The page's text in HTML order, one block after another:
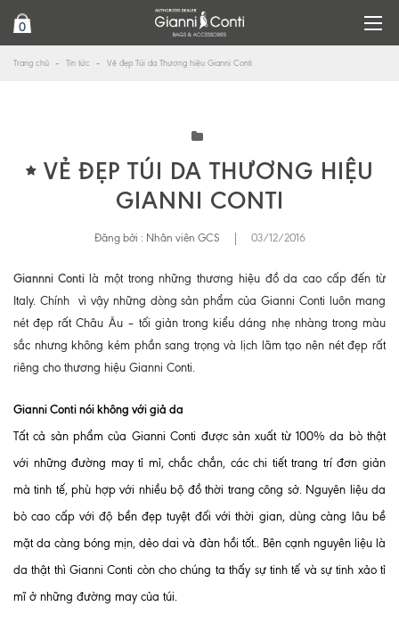
0
Trang chủ Tin tức Vẻ đẹp Túi da Thương hiệu Gianni Conti
VẺ ĐẸP TÚI DA THƯƠNG HIỆU
GIANNI CONTI
Đăng bởi : Nhân viên GCS 03/12/2016
Giannni Contilà một trong những thương hiệu đồ da cao cấp đến từ
Italy. Chính vì vậy những dòng sản phẩm của Gianni Conti luôn mang
nét đẹp rất Châu Âu – tối giản trong kiểu dáng nhẹ nhàng trong màu
sắc nhưng không kém phần sang trọng và lịch lãm tạo nên nét đẹp rất
riêng cho thương hiệu Gianni Conti.
Gianni Conti nói không với giả da
Tất cả sản phẩm của Gianni Conti được sản xuất từ 100% da bò thật
với những đường may tỉ mỉ, chắc chắn, các chi tiết trang trí đơn giản
mà tinh tế, phù hợp với nhiều bộ đồ thời trang công sở. Nguyên liệu da
bò cao cấp với độ bền đẹp tuyệt đối với thời gian, dùng càng lâu bề
mặt da càng bóng mịn, dẻo dai và đàn hồi tốt.. Bên cạnh nguyên liệu là
da thật thì Gianni Conti còn cho chúng ta thấy sự tinh tế và sự tinh xảo tỉ
mĩ ở những đường may của túi.